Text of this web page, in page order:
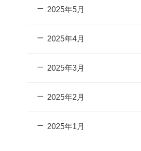
2025年5月
2025年4月
2025年3月
2025年2月
2025年1月